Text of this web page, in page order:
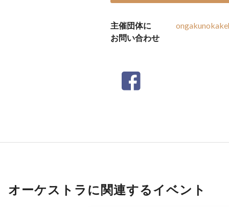
主催団体に
お問い合わせ
オーケストラに関連するイベント